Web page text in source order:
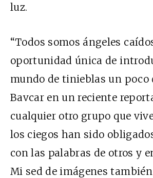
luz.
“Todos somos ángeles
oportunidad única de
mundo de tinieblas un poco
Bavcar en un reciente
cualquier otro grupo que
los ciegos han sido
con las palabras de otros y
Mi sed de imágenes